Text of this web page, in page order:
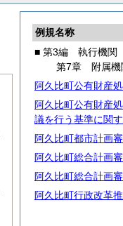
例規名称
■ 第3編 執行機関
第7章 附属機
阿久比町公有財産
阿久比町公有財産
議を行う基準に関
阿久比町都市計画
阿久比町総合計画
阿久比町総合計画
阿久比町行政改革